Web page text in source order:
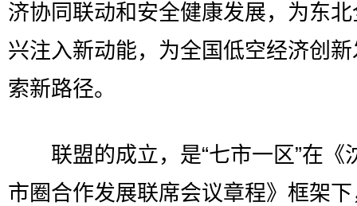
济协同联动和安全健康发展，为东
兴注入新动能，为全国低空经济创
索新路径。
联盟的成立，是“七市一区”在《
市圈合作发展联席会议章程》框架